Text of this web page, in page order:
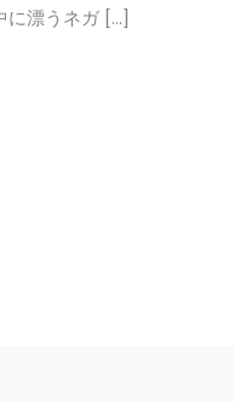
に漂うネガ […]